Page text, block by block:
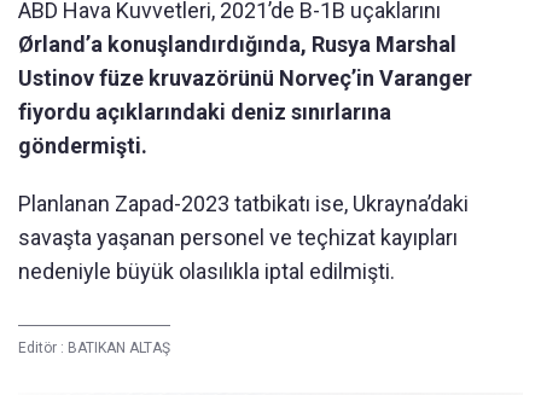
ABD Hava Kuvvetleri, 2021’de B-1B uçaklarını
Ørland’a konuşlandırdığında, Rusya Marshal
Ustinov füze kruvazörünü Norveç’in Varanger
fiyordu açıklarındaki deniz sınırlarına
göndermişti.
Planlanan Zapad-2023 tatbikatı ise, Ukrayna’daki
savaşta yaşanan personel ve teçhizat kayıpları
nedeniyle büyük olasılıkla iptal edilmişti.
Editör : BATIKAN ALTAŞ